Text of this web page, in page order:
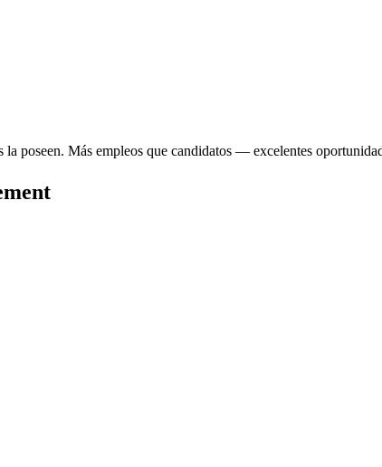
la poseen. Más empleos que candidatos — excelentes